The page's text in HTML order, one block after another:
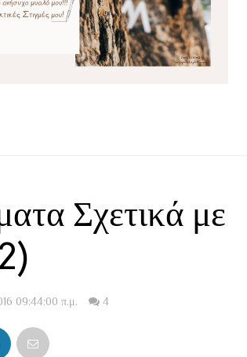
Σχετικά με
09:44:00 π.μ. 4